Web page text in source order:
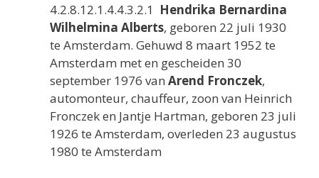
4.2.8.12.1.4.4.3.2.1 Hendrika Bernardina
Wilhelmina Alberts, geboren 22 juli 1930
te Amsterdam. Gehuwd 8 maart 1952 te
Amsterdam met en gescheiden 30
september 1976 van Arend Fronczek,
automonteur, chauffeur, zoon van Heinrich
Fronczek en Jantje Hartman, geboren 23 juli
1926 te Amsterdam, overleden 23 augustus
1980 te Amsterdam